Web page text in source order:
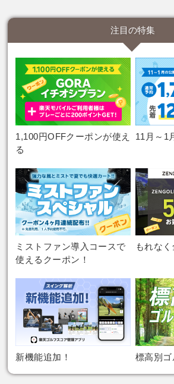
ポイントはプレー日翌月20日頃に
・ポイントは進呈日から翌月末日
能な期間限定ポイントとなります
・ポイントの進呈は予約者のみが
す。
注意事項
・エントリーと予約の順は問いま
・プレーをキャンセルされた場合
呈対象となりません。
・ゴルフ場都合のキャンセルでも
ます。ご了承願います。
・「1人予約」「電話予約」での
ペーン対象外となります。
・いかなる理由であっても、エン
なかった場合は対象外となります
・早期予約のポイント進呈は全コ
が対象です。
・本キャンペーンは、予告なく内
は早期に終了することがございま
ポイントはプレー日翌月20日頃に
す。
・ポイントは進呈日から翌月末日
能な期間限定ポイントとなります
・ポイントの進呈は予約者のみが
す。
・エントリーと予約の順は問いま
・プレーをキャンセルされた場合
呈対象となりません。
・ゴルフ場都合のキャンセルでも
ます。ご了承願います。
ペーン対象外となります。
・いかなる理由であっても、エン
なかった場合は対象外となります
・早期予約のポイント進呈は全コ
が対象です。
ポイントの進呈
ポイントはプレー日翌月20日頃に
す。
・ポイントは進呈日から翌月末日
能な期間限定ポイントとなります
・ポイントの進呈は予約者のみが
注意事項
・エントリーと予約の順は問いま
・プレーをキャンセルされた場合
呈対象となりません。
・ゴルフ場都合のキャンセルでも
ます。ご了承願います。
・「1人予約」「電話予約」での
ペーン対象外となります。
・いかなる理由であっても、エン
なかった場合は対象外となります
・早期予約のポイント進呈は全コ
が対象です。
イント(＋20倍)を進呈いたします。
ポイントの進呈
ポイントはプレー日翌月20日頃
す。
・ポイントは進呈日から翌月末日
能な期間限定ポイントとなります
す。
注意事項
・エントリーと予約の順は問いま
・プレーをキャンセルされた場合
・ゴルフ場都合のキャンセルでも
ます。ご了承願います。
・「1人予約」「電話予約」での
ペーン対象外となります。
・いかなる理由であっても、エン
なかった場合は対象外となります
適用条件を満たされた方は、プレ
イント(＋20倍)を進呈いたします。
ポイントの進呈
ポイントはプレー日翌月20日頃に
す。
能な期間限定ポイントとなります。
・ポイントの進呈は予約者のみが
す。
注意事項
・プレーをキャンセルされた場合
呈対象となりません。
・ゴルフ場都合のキャンセルでも
ます。ご了承願います。
・「1人予約」「電話予約」での
注目の特集
1,100円OFFクーポンが使え
る
11月～1
ミストファン導入コースで
使えるクーポン！
もれなく
新機能追加！ 標高別